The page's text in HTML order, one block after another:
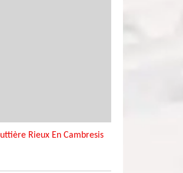
Rieux En Cambresis